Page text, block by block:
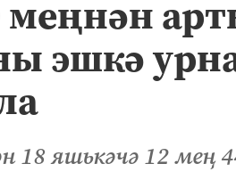
меңнән
эшкә
18 яшькәчә 12 мең